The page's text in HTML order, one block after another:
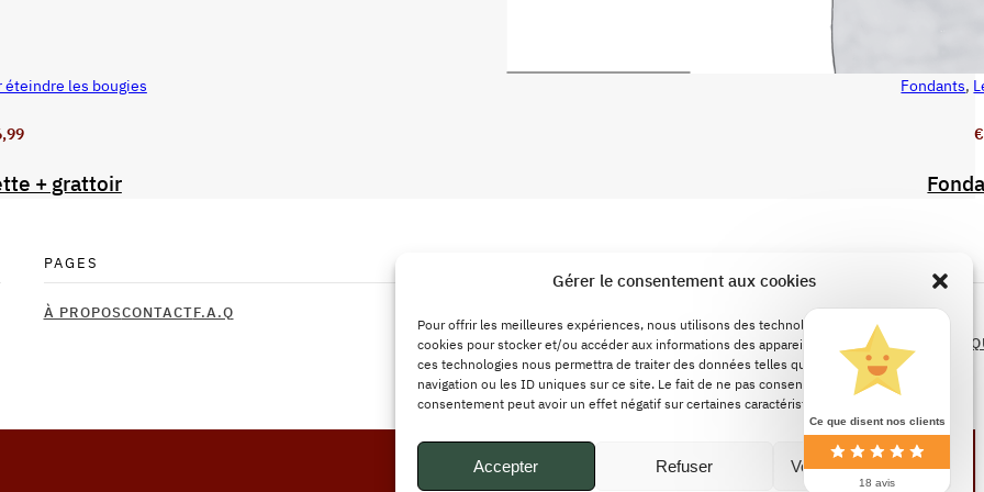
Gérer le consentement aux cookies
Pour offrir les meilleures expériences, nous utilisons des technologies telles que les
cookies pour stocker et/ou accéder aux informations des appareils. Le fait de consentir à
ces technologies nous permettra de traiter des données telles que le comportement de
navigation ou les ID uniques sur ce site. Le fait de ne pas consentir ou de retirer son
consentement peut avoir un effet négatif sur certaines caractéristiques et fonctions.
Accepter Refuser Voir les préférences
éteindre les bougies
+ grattoir
Fondants,
€
PAGES
À PROPOSCONTACTF.A.Q
POLITIQUE DE REMBOURSEMENTS ET DE
RETOURSCONDITIONS GÉNÉRALES DE VENTE
CONFIDENTIALITÉ
Ce que disent nos clients
18 avis